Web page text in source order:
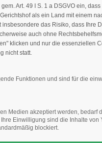
/
- 5:00pm
+44
8.
Art. 49 I S. 1 a DSGVO ein,
als ein Land mit einem
das Risiko, dass Ihre
auch ohne
klicken und nur die essenziellen
nicht statt.
Funktionen und sind für die
Medien akzeptiert werden, bedarf
Einwilligung sind die Inhalte von
blockiert.